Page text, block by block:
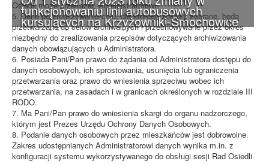
funkcjonowaniu linii autobusowych
kursujących na Krzyżowniki-Smochowice
Osiedli może przekazać Administratorowi.
5. Dane po zrealizowaniu celu, dla którego zostały zebrane, będą
przetwarzane do celów archiwalnych i przechowywane przez okres
niezbędny do zrealizowania przepisów dotyczących archiwizowania
danych obowiązujących u Administratora.
6. Posiada Pani/Pan prawo do żądania od Administratora dostępu do
danych osobowych, ich sprostowania, usunięcia lub ograniczenia
przetwarzania oraz prawo do wniesienia sprzeciwu wobec ich
przetwarzania, na zasadach i w granicach określonych w rozdziale III
RODO.
7. Ma Pani/Pan prawo do wniesienia skargi do organu nadzorczego,
którym jest Prezes Urzędu Ochrony Danych Osobowych.
8. Podanie danych osobowych przez mieszkańców jest dobrowolne.
Zakres udostępnianych Administratorowi danych wynika m.in. z
konfiguracji systemu wykorzystywanego do obsługi sesji Rad Osiedli